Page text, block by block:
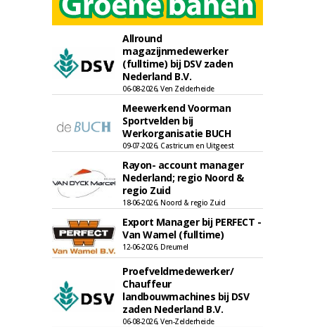
Allround
magazijnmedewerker
(fulltime) bij DSV zaden
Nederland B.V.
06-08-2026, Ven Zelderheide
Meewerkend Voorman
Sportvelden bij
Werkorganisatie BUCH
09-07-2026, Castricum en Uitgeest
Rayon- account manager
Nederland; regio Noord &
regio Zuid
18-06-2026, Noord & regio Zuid
Export Manager bij PERFECT -
Van Wamel (fulltime)
12-06-2026, Dreumel
Proefveldmedewerker/
Chauffeur
landbouwmachines bij DSV
zaden Nederland B.V.
06-08-2026, Ven-Zelderheide